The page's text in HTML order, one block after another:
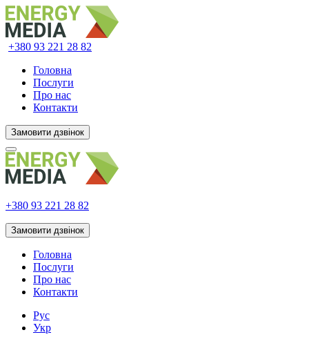
+380 93 221 28 82
Головна
Послуги
Про нас
Контакти
Замовити дзвінок
+380 93 221 28 82
Замовити дзвінок
Головна
Послуги
Про нас
Контакти
Рус
Укр